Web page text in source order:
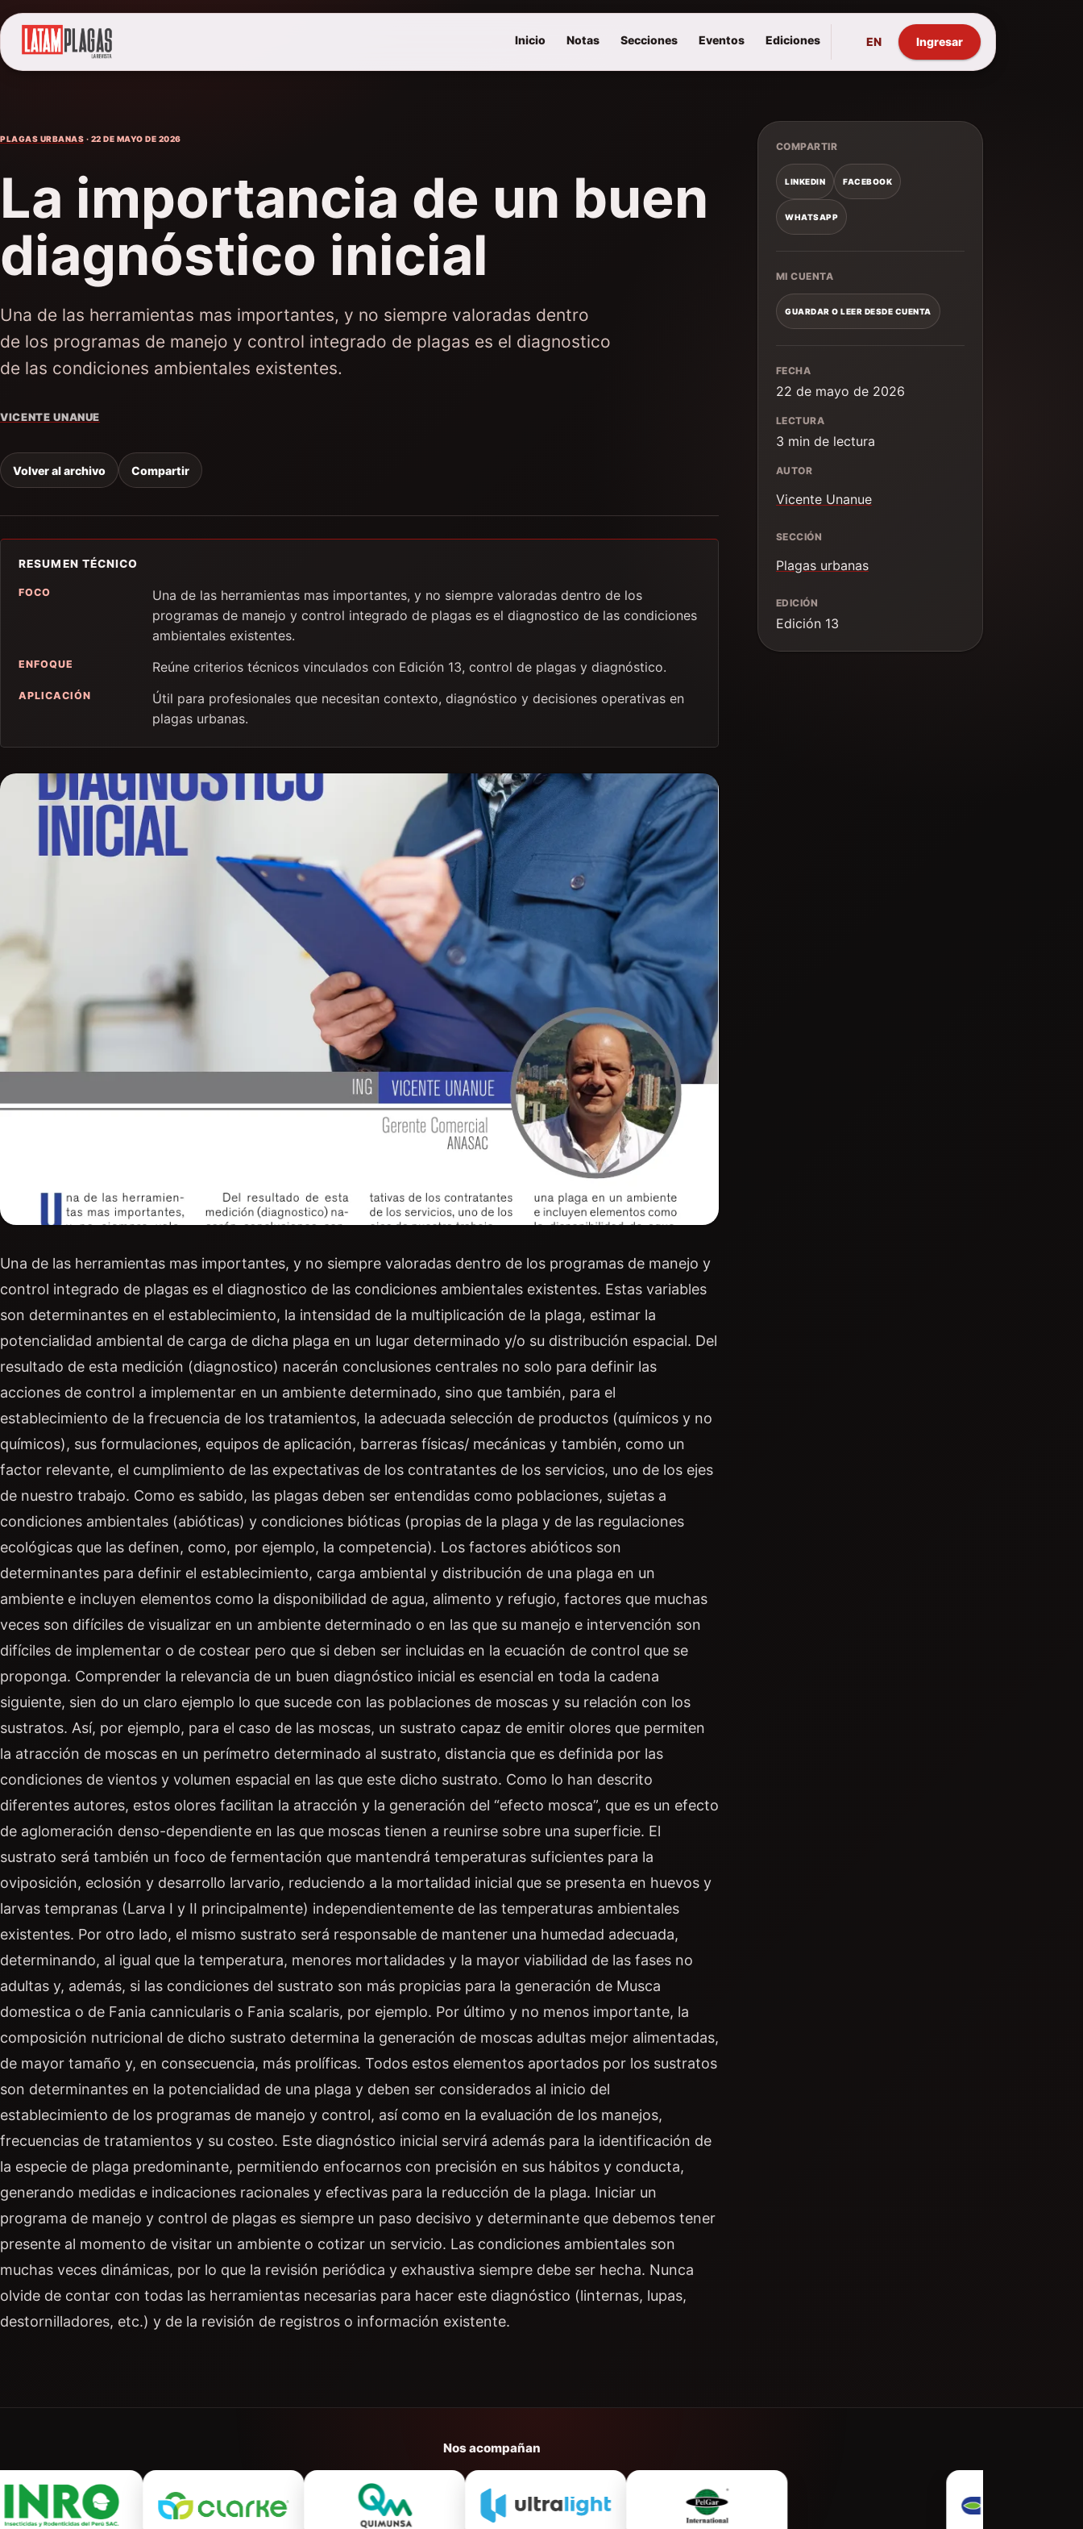
Inicio Notas Secciones Eventos Ediciones EN Ingresar
PLAGAS URBANAS · 22 DE MAYO DE 2026
La importancia de un buen
diagnóstico inicial
Una de las herramientas mas importantes, y no siempre valoradas dentro
de los programas de manejo y control integrado de plagas es el diagnostico
de las condiciones ambientales existentes.
VICENTE UNANUE
Volver al archivo Compartir
RESUMEN TÉCNICO
FOCO
Una de las herramientas mas importantes, y no siempre valoradas dentro de los
programas de manejo y control integrado de plagas es el diagnostico de las condiciones
ambientales existentes.
ENFOQUE Reúne criterios técnicos vinculados con Edición 13, control de plagas y diagnóstico.
APLICACIÓN
Útil para profesionales que necesitan contexto, diagnóstico y decisiones operativas en
plagas urbanas.
Una de las herramientas mas importantes, y no siempre valoradas dentro de los programas de manejo y
control integrado de plagas es el diagnostico de las condiciones ambientales existentes. Estas variables
son determinantes en el establecimiento, la intensidad de la multiplicación de la plaga, estimar la
potencialidad ambiental de carga de dicha plaga en un lugar determinado y/o su distribución espacial. Del
resultado de esta medición (diagnostico) nacerán conclusiones centrales no solo para definir las
acciones de control a implementar en un ambiente determinado, sino que también, para el
establecimiento de la frecuencia de los tratamientos, la adecuada selección de productos (químicos y no
químicos), sus formulaciones, equipos de aplicación, barreras físicas/ mecánicas y también, como un
factor relevante, el cumplimiento de las expectativas de los contratantes de los servicios, uno de los ejes
de nuestro trabajo. Como es sabido, las plagas deben ser entendidas como poblaciones, sujetas a
condiciones ambientales (abióticas) y condiciones bióticas (propias de la plaga y de las regulaciones
ecológicas que las definen, como, por ejemplo, la competencia). Los factores abióticos son
determinantes para definir el establecimiento, carga ambiental y distribución de una plaga en un
ambiente e incluyen elementos como la disponibilidad de agua, alimento y refugio, factores que muchas
veces son difíciles de visualizar en un ambiente determinado o en las que su manejo e intervención son
difíciles de implementar o de costear pero que si deben ser incluidas en la ecuación de control que se
proponga. Comprender la relevancia de un buen diagnóstico inicial es esencial en toda la cadena
siguiente, sien do un claro ejemplo lo que sucede con las poblaciones de moscas y su relación con los
sustratos. Así, por ejemplo, para el caso de las moscas, un sustrato capaz de emitir olores que permiten
la atracción de moscas en un perímetro determinado al sustrato, distancia que es definida por las
condiciones de vientos y volumen espacial en las que este dicho sustrato. Como lo han descrito
diferentes autores, estos olores facilitan la atracción y la generación del “efecto mosca”, que es un efecto
de aglomeración denso-dependiente en las que moscas tienen a reunirse sobre una superficie. El
sustrato será también un foco de fermentación que mantendrá temperaturas suficientes para la
oviposición, eclosión y desarrollo larvario, reduciendo a la mortalidad inicial que se presenta en huevos y
larvas tempranas (Larva I y II principalmente) independientemente de las temperaturas ambientales
existentes. Por otro lado, el mismo sustrato será responsable de mantener una humedad adecuada,
determinando, al igual que la temperatura, menores mortalidades y la mayor viabilidad de las fases no
adultas y, además, si las condiciones del sustrato son más propicias para la generación de Musca
domestica o de Fania cannicularis o Fania scalaris, por ejemplo. Por último y no menos importante, la
composición nutricional de dicho sustrato determina la generación de moscas adultas mejor alimentadas,
de mayor tamaño y, en consecuencia, más prolíficas. Todos estos elementos aportados por los sustratos
son determinantes en la potencialidad de una plaga y deben ser considerados al inicio del
establecimiento de los programas de manejo y control, así como en la evaluación de los manejos,
frecuencias de tratamientos y su costeo. Este diagnóstico inicial servirá además para la identificación de
la especie de plaga predominante, permitiendo enfocarnos con precisión en sus hábitos y conducta,
generando medidas e indicaciones racionales y efectivas para la reducción de la plaga. Iniciar un
programa de manejo y control de plagas es siempre un paso decisivo y determinante que debemos tener
presente al momento de visitar un ambiente o cotizar un servicio. Las condiciones ambientales son
muchas veces dinámicas, por lo que la revisión periódica y exhaustiva siempre debe ser hecha. Nunca
olvide de contar con todas las herramientas necesarias para hacer este diagnóstico (linternas, lupas,
destornilladores, etc.) y de la revisión de registros o información existente.
COMPARTIR
LINKEDIN FACEBOOK
WHATSAPP
MI CUENTA
GUARDAR O LEER DESDE CUENTA
FECHA
22 de mayo de 2026
LECTURA
3 min de lectura
AUTOR
Vicente Unanue
SECCIÓN
Plagas urbanas
EDICIÓN
Edición 13
Nos acompañan